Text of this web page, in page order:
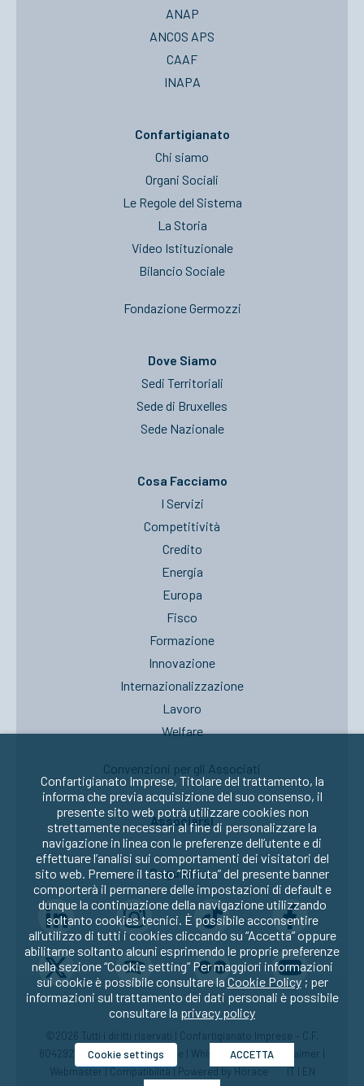
ANAP
ANCOS APS
CAAF
INAPA
Confartigianato
Chi siamo
Organi Sociali
Le Regole del Sistema
La Storia
Video Istituzionale
Bilancio Sociale
Fondazione Germozzi
Dove Siamo
Sedi Territoriali
Sede di Bruxelles
Sede Nazionale
Cosa Facciamo
I Servizi
Competitività
Credito
Energia
Europa
Fisco
Formazione
Innovazione
Internazionalizzazione
Lavoro
Welfare
Convenzioni per gli Associati
Associarsi
Seguici su:
©2026 Tutti i diritti riservati | Confartigianato Imprese – C.F.
80429270582 |Privacy|Cookie Whistleblowing|Disclaimer
Webmaster|Compatibilità| Powered by Horace IT EN
Confartigianato Imprese, Titolare del trattamento, la
informa che previa acquisizione del suo consenso, il
presente sito web potrà utilizzare cookies non
strettamente necessari al fine di personalizzare la
navigazione in linea con le preferenze dell’utente e di
effettuare l’analisi sui comportamenti dei visitatori del
sito web. Premere il tasto “Rifiuta” del presente banner
comporterà il permanere delle impostazioni di default e
dunque la continuazione della navigazione utilizzando
soltanto cookies tecnici. È possibile acconsentire
all’utilizzo di tutti i cookies cliccando su “Accetta” oppure
abilitarne soltanto alcuni esprimendo le proprie preferenze
nella sezione “Cookie setting” Per maggiori informazioni
sui cookie è possibile consultare la Cookie Policy; per
informazioni sul trattamento dei dati personali è possibile
consultare la privacy policy
Cookie settings ACCETTA